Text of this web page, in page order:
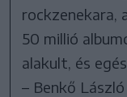
rockzenekara,
50 millió
alakult, és
– Benkő